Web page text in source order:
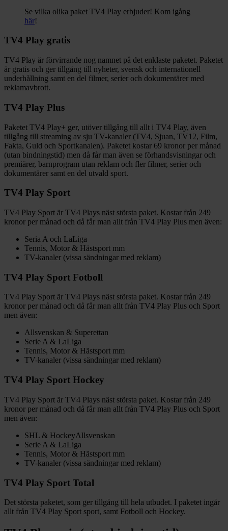
Se vilka olika paket TV4 Play erbjuder! Kom igång
här!
TV4 Play gratis
TV4 Play är förvirrande nog namnet på det enklaste paketet. Paketet
är gratis och ger tillgång till nyheter, svensk och internationell
underhållning samt en del filmer, serier och dokumentärer med
reklamavbrott.
TV4 Play Plus
Paketet TV4 Play+ ger, utöver tillgång till allt i TV4 Play, även
tillgång till streaming av sju TV-kanaler (TV4, Sjuan, TV12, Film,
Fakta, Guld och Sportkanalen). Paketet kostar 69 kronor per månad
(utan bindningstid) men då får man även se förhandsvisningar och
premiärer, barnprogram utan reklam och fler filmer, serier och
dokumentärer samt en del utvald sport.
TV4 Play Sport
TV4 Play Sport är TV4 Plays näst största paket. Kostar från 249
kronor per månad och då får man allt från TV4 Play Plus men även:
Seria A och LaLiga
Tennis, Motor & Hästsport mm
TV-kanaler (vissa sändningar med reklam)
TV4 Play Sport Fotboll
TV4 Play Sport är TV4 Plays näst största paket. Kostar från 249
kronor per månad och då får man allt från TV4 Play Plus och Sport
men även:
Allsvenskan & Superettan
Serie A & LaLiga
Tennis, Motor & Hästsport mm
TV-kanaler (vissa sändningar med reklam)
TV4 Play Sport Hockey
TV4 Play Sport är TV4 Plays näst största paket. Kostar från 249
kronor per månad och då får man allt från TV4 Play Plus och Sport
men även:
SHL & HockeyAllsvenskan
Serie A & LaLiga
Tennis, Motor & Hästsport mm
TV-kanaler (vissa sändningar med reklam)
TV4 Play Sport Total
Det största paketet, som ger tillgång till hela utbudet. I paketet ingår
allt från TV4 Play Sport sport, samt Fotboll och Hockey.